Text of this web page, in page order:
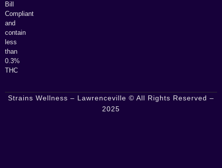
Bill
Compliant
and
contain
less
than
0.3%
THC
Strains Wellness – Lawrenceville © All Rights Reserved –
2025